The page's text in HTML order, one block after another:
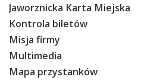
Jaworznicka Karta Miejska
Kontrola biletów
Misja firmy
Multimedia
Mapa przystanków